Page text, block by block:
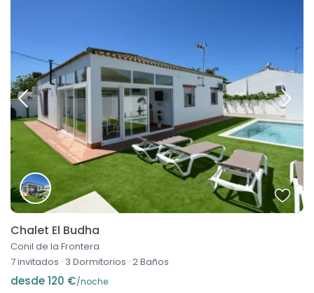
Chalet El Budha
Conil de la Frontera
7 invitados · 3 Dormitorios · 2 Baños
desde 120 €/noche